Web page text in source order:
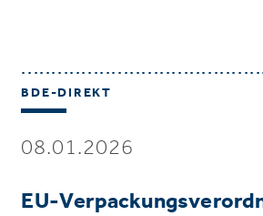
BDE-DIREKT
08.01.2026
EU-